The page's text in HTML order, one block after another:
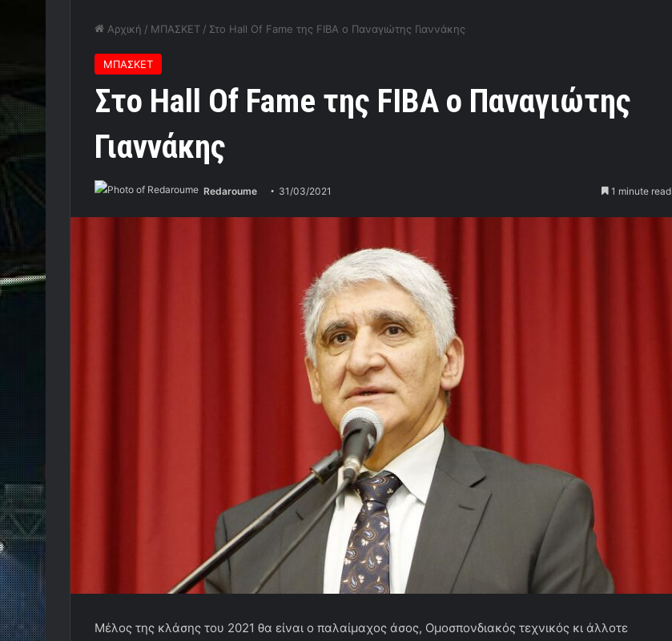
Αρχική / ΜΠΑΣΚΕΤ / Στο Hall Of Fame της FIBA ο Παναγιώτης Γιαννάκης
ΜΠΑΣΚΕΤ
Στο Hall Of Fame της FIBA ο Παναγιώτης
Γιαννάκης
Redaroume 31/03/2021 1 minute read
Μέλος της κλάσης του 2021 θα είναι ο παλαίμαχος άσος, Ομοσπονδιακός τεχνικός κι άλλοτε